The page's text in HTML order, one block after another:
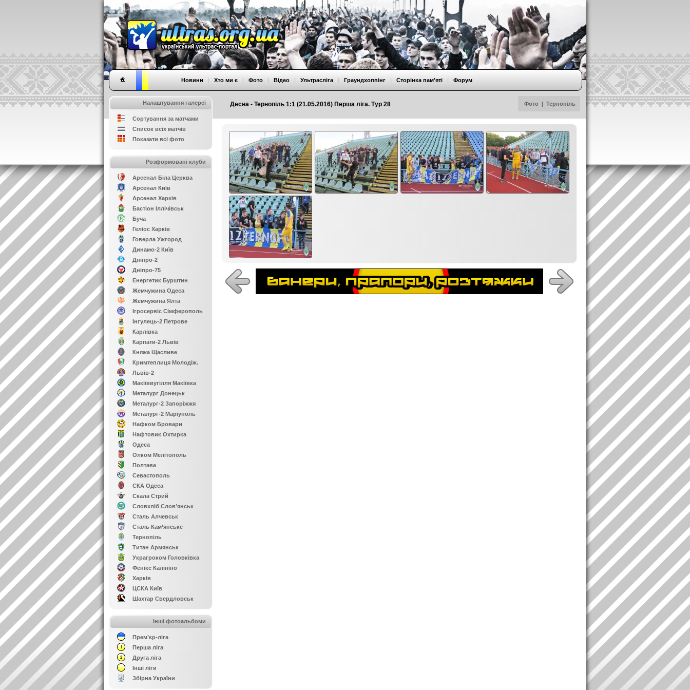
Десна - Тернопіль 1:1 (21.05.2016) Перша ліга. Тур 28 Фото | Тернопіль
Новини | Хто ми є | Фото | Відео | Ультрасліга | Граундхоппінг | Сторінка пам’яті | Форум
Налаштування галереї
Сортування за матчами
Список всіх матчів
Показати всі фото
Розформовані клуби
Арсенал Біла Церква
Арсенал Київ
Арсенал Харків
Бастіон Іллічівськ
Буча
Геліос Харків
Говерла Ужгород
Динамо-2 Київ
Дніпро-2
Дніпро-75
Енергетик Бурштин
Жемчужина Одеса
Жемчужина Ялта
Ігросервіс Сімферополь
Інгулець-2 Петрове
Карлівка
Карпати-2 Львів
Княжа Щасливе
Кримтеплиця Молодіж.
Львів-2
Макіїввугілля Макіївка
Металург Донецьк
Металург-2 Запоріжжя
Металург-2 Маріуполь
Нафком Бровари
Нафтовик Охтирка
Одеса
Олком Мелітополь
Полтава
Севастополь
СКА Одеса
Скала Стрий
Словхліб Слов’янськ
Сталь Алчевськ
Сталь Кам’янське
Тернопіль
Титан Армянськ
Украгроком Головківка
Фенікс Калініно
Харків
ЦСКА Київ
Шахтар Свердловськ
Інші фотоальбоми
Прем’єр-ліга
Перша ліга
Друга ліга
Інші ліги
Збірна України